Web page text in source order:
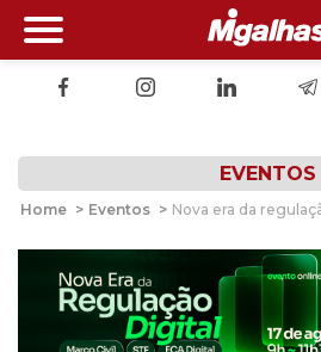
EVENTOS
Home > Eventos > Nova era da